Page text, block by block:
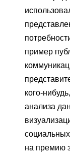
пример
кого-
анализа
на премию